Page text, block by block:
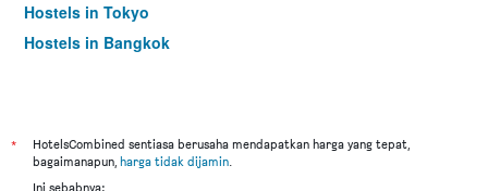
Hostels in Tokyo
Hostels in Bangkok
*
HotelsCombined sentiasa berusaha mendapatkan harga yang tepat,
bagaimanapun, harga tidak dijamin.
Ini sebabnya: